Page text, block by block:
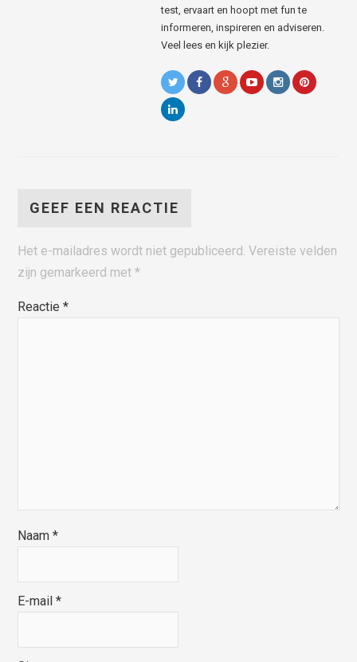
test, ervaart en hoopt met fun te
informeren, inspireren en adviseren.
Veel lees en kijk plezier.
GEEF EEN REACTIE
Het e-mailadres wordt niet gepubliceerd. Vereiste velden
zijn gemarkeerd met*
Reactie*
Naam*
E-mail*